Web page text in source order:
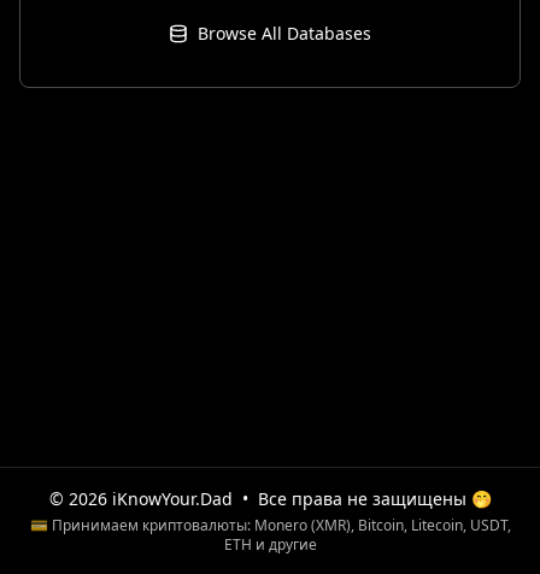
Browse All Databases
© 2026 iKnowYour.Dad • Все права не защищены 🤭
💳 Принимаем криптовалюты: Monero (XMR), Bitcoin, Litecoin, USDT,
ETH и другие